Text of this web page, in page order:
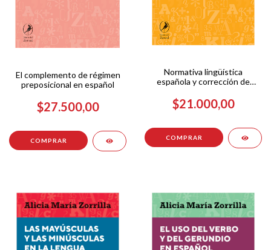
El complemento de régimen
preposicional en español
$27.500,00
Normativa lingüística
española y corrección de
$21.000,00